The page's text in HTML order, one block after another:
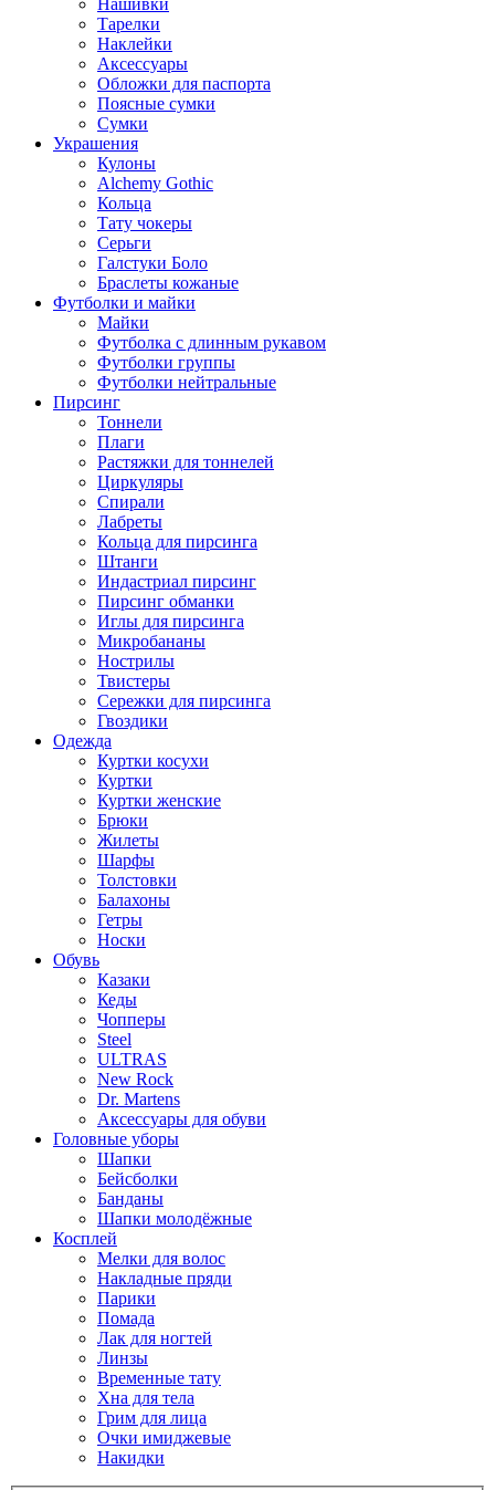
Нашивки
Тарелки
Наклейки
Аксессуары
Обложки для паспорта
Поясные сумки
Сумки
Украшения
Кулоны
Alchemy Gothic
Кольца
Тату чокеры
Серьги
Галстуки Боло
Браслеты кожаные
Футболки и майки
Майки
Футболка с длинным рукавом
Футболки группы
Футболки нейтральные
Пирсинг
Тоннели
Плаги
Растяжки для тоннелей
Циркуляры
Спирали
Лабреты
Кольца для пирсинга
Штанги
Индастриал пирсинг
Пирсинг обманки
Иглы для пирсинга
Микробананы
Нострилы
Твистеры
Сережки для пирсинга
Гвоздики
Одежда
Куртки косухи
Куртки
Куртки женские
Брюки
Жилеты
Шарфы
Толстовки
Балахоны
Гетры
Носки
Обувь
Казаки
Кеды
Чопперы
Steel
ULTRAS
New Rock
Dr. Martens
Аксессуары для обуви
Головные уборы
Шапки
Бейсболки
Банданы
Шапки молодёжные
Косплей
Мелки для волос
Накладные пряди
Парики
Помада
Лак для ногтей
Линзы
Временные тату
Хна для тела
Грим для лица
Очки имиджевые
Накидки